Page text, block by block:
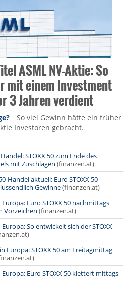
ASML NV-Aktie: So
mit einem Investment
3 Jahren verdient
So viel Gewinn hätte ein früher
Investoren gebracht.
STOXX 50 zum Ende des
mit Zuschlägen (finanzen.at)
Handel aktuell: Euro STOXX 50
Gewinne(finanzen.at)
Europa: Euro STOXX 50 nachmittags
Vorzeichen (finanzen.at)
Europa: So entwickelt sich der STOXX
Europa: STOXX 50 am Freitagmittag
Europa: Euro STOXX 50 klettert mittags